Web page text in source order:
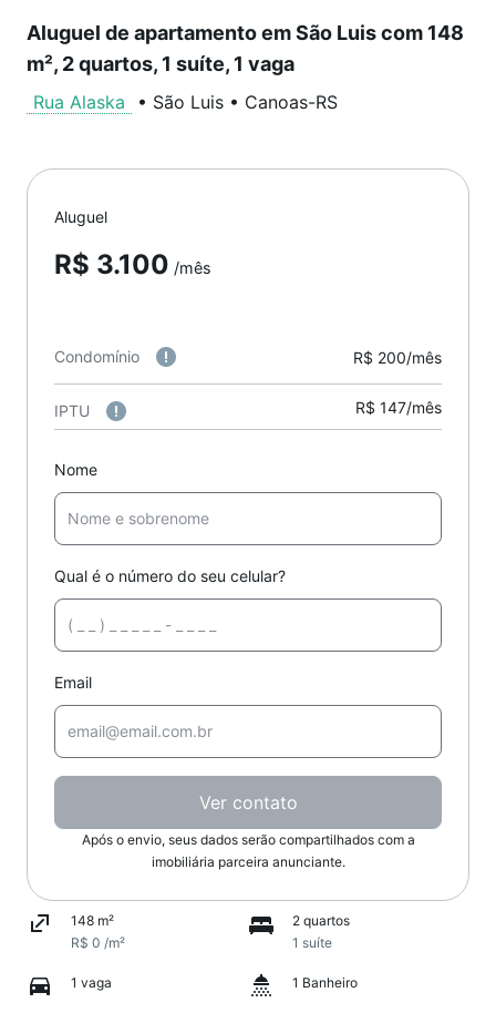
Aluguel de apartamento em São Luis com 148
m², 2 quartos, 1 suíte, 1 vaga
Rua Alaska • São Luis • Canoas-RS
Aluguel
R$ 3.100 /mês
Condomínio R$ 200/mês
IPTU R$ 147/mês
Nome
Qual é o número do seu celular?
Email
Ver contato
Após o envio, seus dados serão compartilhados com a
imobiliária parceira anunciante.
148 m²
R$ 0 /m²
2 quartos
1 suíte
1 vaga 1 Banheiro